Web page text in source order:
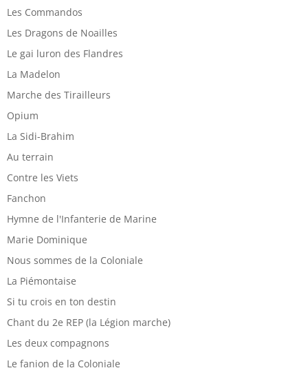
Les Commandos
Les Dragons de Noailles
Le gai luron des Flandres
La Madelon
Marche des Tirailleurs
Opium
La Sidi-Brahim
Au terrain
Contre les Viets
Fanchon
Hymne de l'Infanterie de Marine
Marie Dominique
Nous sommes de la Coloniale
La Piémontaise
Si tu crois en ton destin
Chant du 2e REP (la Légion marche)
Les deux compagnons
Le fanion de la Coloniale